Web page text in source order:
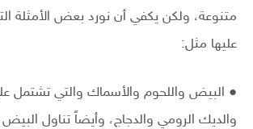
متنوعة، ولكن يكفي أن نورد بعض الأمثلة
عليها مثل:
● البيض واللحوم والأسماك والتي تشتمل
والديك الرومي والدجاج، وأيضاً تناول